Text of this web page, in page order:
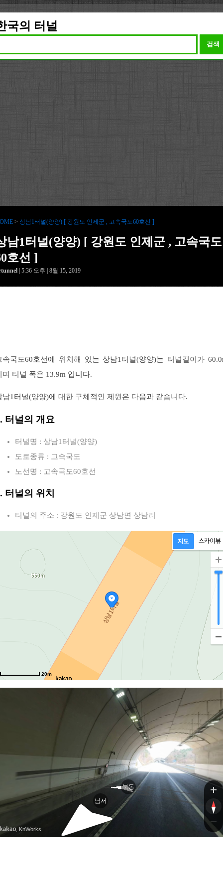
국의 터널
검색
> 상남1터널(양양) [ 강원도 인제군 , 고속국도60호선 ]
남1터널(양양) [ 강원도 인제군 , 고속국도
호선 ]
| 5:36 오후 | 8월 15, 2019
속국도60호선에 위치해 있는 상남1터널(양양)는 터널길이가
며 터널 폭은 13.9m 입니다.
남1터널(양양)에 대한 구체적인 제원은 다음과 같습니다.
터널의 개요
터널명 : 상남1터널(양양)
도로종류 : 고속국도
노선명 : 고속국도60호선
터널의 위치
터널의 주소 : 강원도 인제군 상남면 상남리
20m
남서
북동
, KnWorks